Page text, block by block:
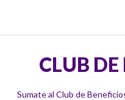
CLUB DE
Sumate al Club de